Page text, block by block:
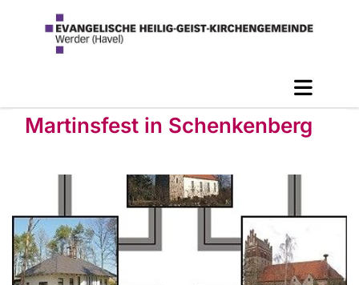
Martinsfest in Schenkenberg